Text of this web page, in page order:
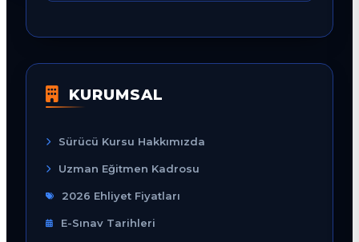
KURUMSAL
Sürücü Kursu Hakkımızda
Uzman Eğitmen Kadrosu
2026 Ehliyet Fiyatları
E-Sınav Tarihleri